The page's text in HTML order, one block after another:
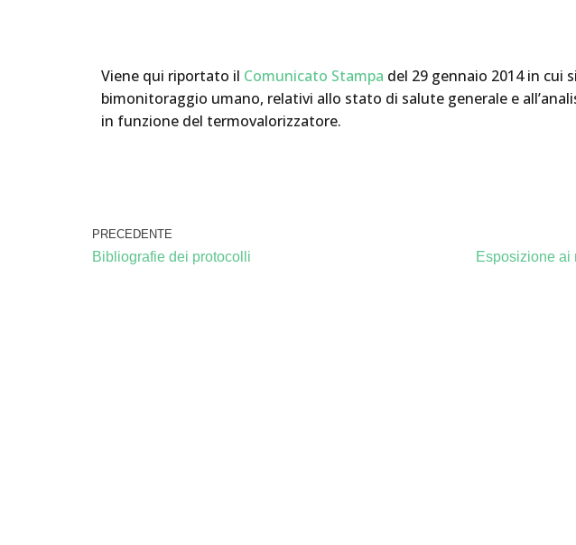
Viene qui riportato il Comunicato Stampa del 29 gennaio 2014 in cui
bimonitoraggio umano, relativi allo stato di salute generale e
in funzione del termovalorizzatore.
PRECEDENTE
Bibliografie dei protocolli
Esposizione ai